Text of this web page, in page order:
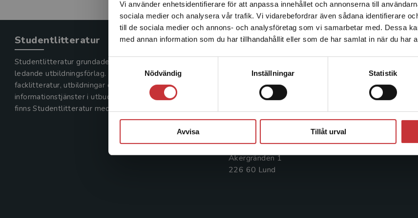
Vi använder enhetsidentifierare för att anpassa innehållet och annonserna till
sociala medier och analysera vår trafik. Vi vidarebefordrar även sådana identifierare
till de sociala medier och annons- och analysföretag som vi samarbetar med. Dessa
med annan information som du har tillhandahållit eller som de har samlat in när du har
Samtyckesval
Nödvändig
Inställningar Statistik
Avvisa Tillåt urval
Det verkar som att du besöker studentlitteratur.se via
enhet utanför Sverige. Vi erbjuder inte leveranser
Sverige. För att kunna slutföra ett köp måste
leveransadressen vara i Sverige.Läs mer
Studentlitteratur
Studentlitteratur grundades 1963 och är idag Sveriges
ledande utbildningsförlag. Med läromedel, kurslitteratur,
facklitteratur, utbildningar och digitala
informationstjänster i utbudet,
finns Studentlitteratur med längs hela kunskapsresan.
Kontakta oss
Postadress:
Box 141
221 00 Lund
Besöksadress:
Åkergränden 1
Kundservice
Frågor och svar
Köpvillkor
Systemkrav